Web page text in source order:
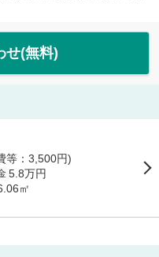
せ(無料)
等：3,500円)
5.8万円
㎡